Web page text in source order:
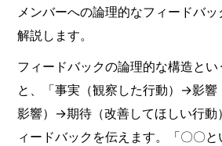
メンバーへの論理的なフィードバ
解説します。
フィードバックの論理的な構造と
と、「事実（観察した行動）→影響
影響）→期待（改善してほしい行動
ィードバックを伝えます。「〇〇